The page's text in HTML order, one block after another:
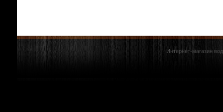
Интернет-магазин